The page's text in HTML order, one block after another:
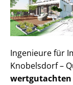
Ingenieure für
Knobelsdorf –
wert­gut­ach­ten